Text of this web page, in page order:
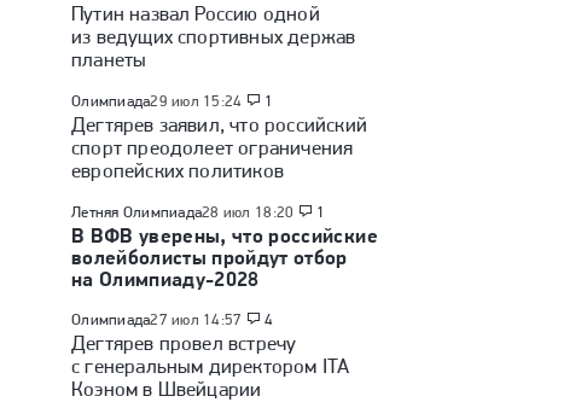
Путин назвал Россию одной
из ведущих спортивных держав
планеты
Олимпиада29 июл 15:24 1
Дегтярев заявил, что российский
спорт преодолеет ограничения
европейских политиков
Летняя Олимпиада28 июл 18:20 1
В ВФВ уверены, что российские
волейболисты пройдут отбор
на Олимпиаду-2028
Олимпиада27 июл 14:57 4
Дегтярев провел встречу
с генеральным директором ITA
Коэном в Швейцарии